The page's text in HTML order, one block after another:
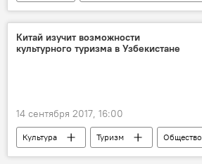
Китай изучит возможности
культурного туризма в Узбекистане
14 сентября 2017, 16:00
Культура Туризм
Общество
Узбекистан
Китай